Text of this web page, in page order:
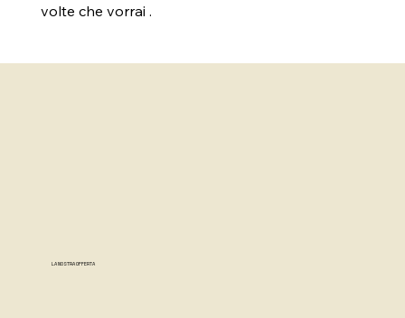
volte che vorrai .
LA NOSTRA OFFERTA